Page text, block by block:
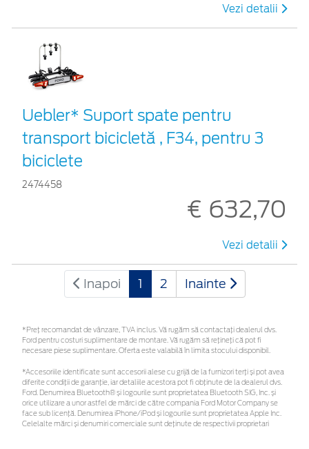
Vezi detalii
Uebler* Suport spate pentru
transport bicicletă , F34, pentru 3
biciclete
2474458
€ 632,70
Vezi detalii
Inapoi 1 2 Inainte
*Preţ recomandat de vânzare, TVA inclus. Vă rugăm să contactaţi dealerul dvs.
Ford pentru costuri suplimentare de montare. Vă rugăm să rețineți că pot fi
necesare piese suplimentare. Oferta este valabilă în limita stocului disponibil.
*Accesoriile identificate sunt accesorii alese cu grijă de la furnizori terți și pot avea
diferite condiții de garanție, iar detaliile acestora pot fi obținute de la dealerul dvs.
Ford. Denumirea Bluetooth® și logourile sunt proprietatea Bluetooth SIG, Inc. și
orice utilizare a unor astfel de mărci de către compania Ford Motor Company se
face sub licență. Denumirea iPhone/iPod și logourile sunt proprietatea Apple Inc.
Celelalte mărci și denumiri comerciale sunt deținute de respectivii proprietari